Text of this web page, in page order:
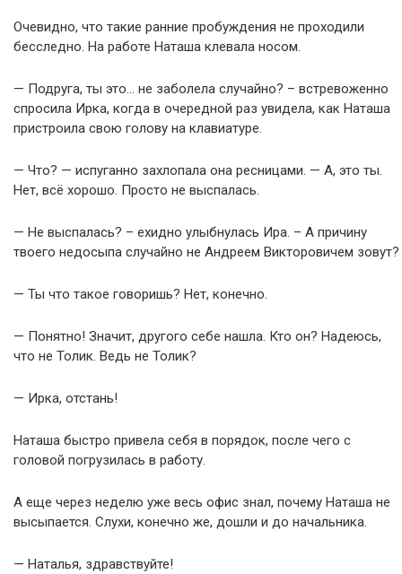
Очевидно, что такие ранние пробуждения не проходили
бесследно. На работе Наташа клевала носом.
— Подруга, ты это… не заболела случайно? – встревоженно
спросила Ирка, когда в очередной раз увидела, как Наташа
пристроила свою голову на клавиатуре.
— Что? — испуганно захлопала она ресницами. — А, это ты.
Нет, всё хорошо. Просто не выспалась.
— Не выспалась? – ехидно улыбнулась Ира. – А причину
твоего недосыпа случайно не Андреем Викторовичем зовут?
— Ты что такое говоришь? Нет, конечно.
— Понятно! Значит, другого себе нашла. Кто он? Надеюсь,
что не Толик. Ведь не Толик?
— Ирка, отстань!
Наташа быстро привела себя в порядок, после чего с
головой погрузилась в работу.
А еще через неделю уже весь офис знал, почему Наташа не
высыпается. Слухи, конечно же, дошли и до начальника.
— Наталья, здравствуйте!